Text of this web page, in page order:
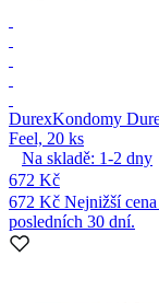
DurexKondomy
Feel, 20 ks
Na skladě: 1-2 dny
672 Kč
672 Kč Nejnižší cena
posledních 30 dní.